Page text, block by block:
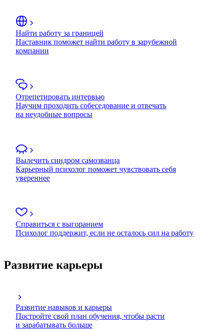
Найти работу за границей
Наставник поможет найти работу в зарубежной
компании
Отрепетировать интервью
Научим проходить собеседование и отвечать
на неудобные вопросы
Вылечить синдром самозванца
Карьерный психолог поможет чувствовать себя
увереннее
Справиться с выгоранием
Психолог поддержит, если не осталось сил на работу
Развитие карьеры
Развитие навыков и карьеры
Постройте свой план обучения, чтобы расти
и зарабатывать больше